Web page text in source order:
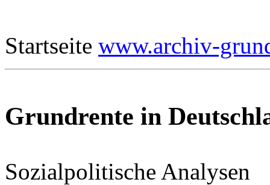
Startseite www.archiv-
Grundrente in
Sozialpolitische Analysen